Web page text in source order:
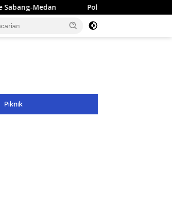
Polri Bangun 40 Titik Sumur Bor untuk
Piknik